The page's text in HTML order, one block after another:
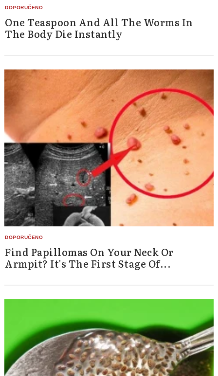
One Teaspoon And All The Worms In
The Body Die Instantly
Find Papillomas On Your Neck Or
Armpit? It's The First Stage Of...